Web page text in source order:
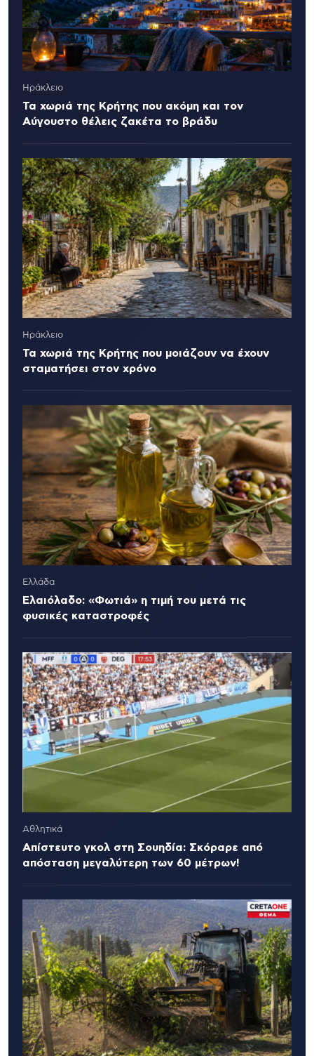
Ηράκλειο
Τα χωριά της Κρήτης που ακόμη και τον
Αύγουστο θέλεις ζακέτα το βράδυ
Ηράκλειο
Τα χωριά της Κρήτης που μοιάζουν να έχουν
σταματήσει στον χρόνο
Ελλάδα
Ελαιόλαδο: «Φωτιά» η τιμή του μετά τις
φυσικές καταστροφές
Αθλητικά
Απίστευτο γκολ στη Σουηδία: Σκόραρε από
απόσταση μεγαλύτερη των 60 μέτρων!